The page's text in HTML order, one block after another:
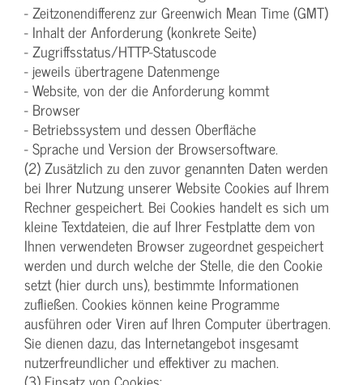
- Zeitzonendifferenz zur Greenwich Mean Time (GMT)
- Inhalt der Anforderung (konkrete Seite)
- Zugriffsstatus/HTTP-Statuscode
- jeweils übertragene Datenmenge
- Website, von der die Anforderung kommt
- Browser
- Betriebssystem und dessen Oberfläche
- Sprache und Version der Browsersoftware.
(2) Zusätzlich zu den zuvor genannten Daten werden
bei Ihrer Nutzung unserer Website Cookies auf Ihrem
Rechner gespeichert. Bei Cookies handelt es sich um
kleine Textdateien, die auf Ihrer Festplatte dem von
Ihnen verwendeten Browser zugeordnet gespeichert
werden und durch welche der Stelle, die den Cookie
setzt (hier durch uns), bestimmte Informationen
zufließen. Cookies können keine Programme
ausführen oder Viren auf Ihren Computer übertragen.
Sie dienen dazu, das Internetangebot insgesamt
nutzerfreundlicher und effektiver zu machen.